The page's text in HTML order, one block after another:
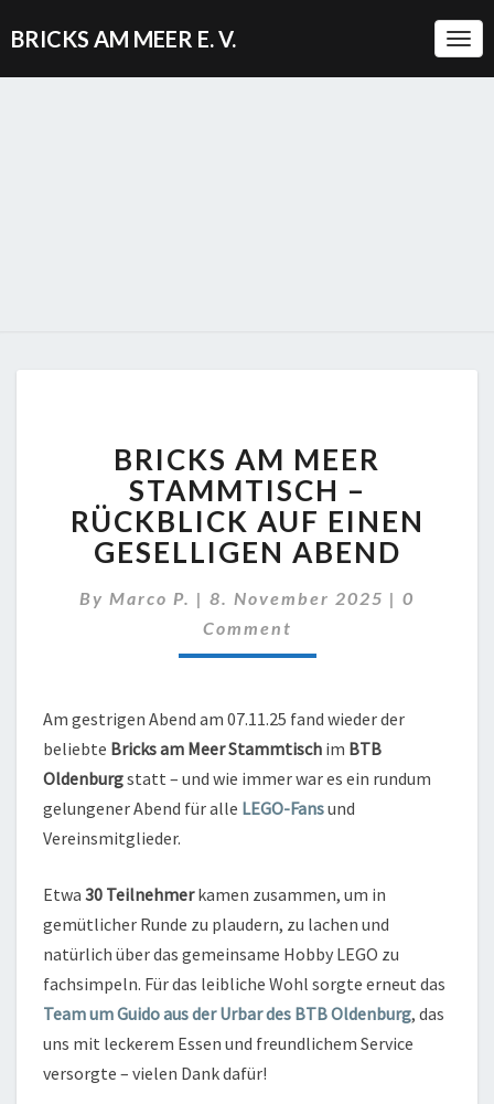
BRICKS AM MEER E. V.
AM
MEER
STAMMTISCH
–
RÜCKBLICK
EINEN
GESELLIGEN
ABEND
BRICKS AM MEER
STAMMTISCH –
RÜCKBLICK AUF EINEN
GESELLIGEN ABEND
By Marco P. | 8. November 2025 | 0
Comment
Am gestrigen Abend am 07.11.25 fand wieder der
beliebte Bricks am Meer Stammtisch im BTB
Oldenburgstatt – und wie immer war es ein rundum
gelungener Abend für alle LEGO-Fansund
Vereinsmitglieder.
Etwa 30 Teilnehmerkamen zusammen, um in
gemütlicher Runde zu plaudern, zu lachen und
natürlich über das gemeinsame Hobby LEGO zu
fachsimpeln. Für das leibliche Wohl sorgte erneut das
Team um Guido aus der Urbar des BTB Oldenburg, das
uns mit leckerem Essen und freundlichem Service
versorgte – vielen Dank dafür!